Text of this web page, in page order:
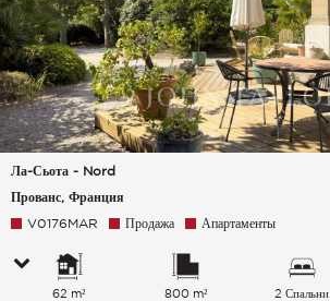
Ла-Сьота - Nord
Прованс, Франция
V0176MAR Продажа Апартаменты
62 m² 800 m² 2 Спальни